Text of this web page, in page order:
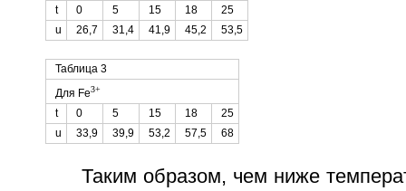
t 0 5 15 18
25
u
26,7 31,4 41,9 45,2 53,5
Таблица 3
Для Fe3+
t 0 5 15 18
25
u
33,9 39,9 53,2 57,5 68
Таким образом, чем ниже